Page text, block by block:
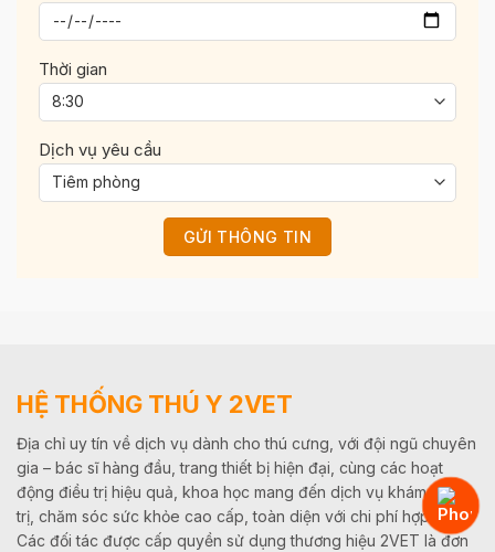
Thời gian
Dịch vụ yêu cầu
HỆ THỐNG THÚ Y 2VET
Địa chỉ uy tín về dịch vụ dành cho thú cưng, với đội ngũ chuyên
gia – bác sĩ hàng đầu, trang thiết bị hiện đại, cùng các hoạt
động điều trị hiệu quả, khoa học mang đến dịch vụ khám, điều
trị, chăm sóc sức khỏe cao cấp, toàn diện với chi phí hợp lý.
Các đối tác được cấp quyền sử dụng thương hiệu 2VET là đơn